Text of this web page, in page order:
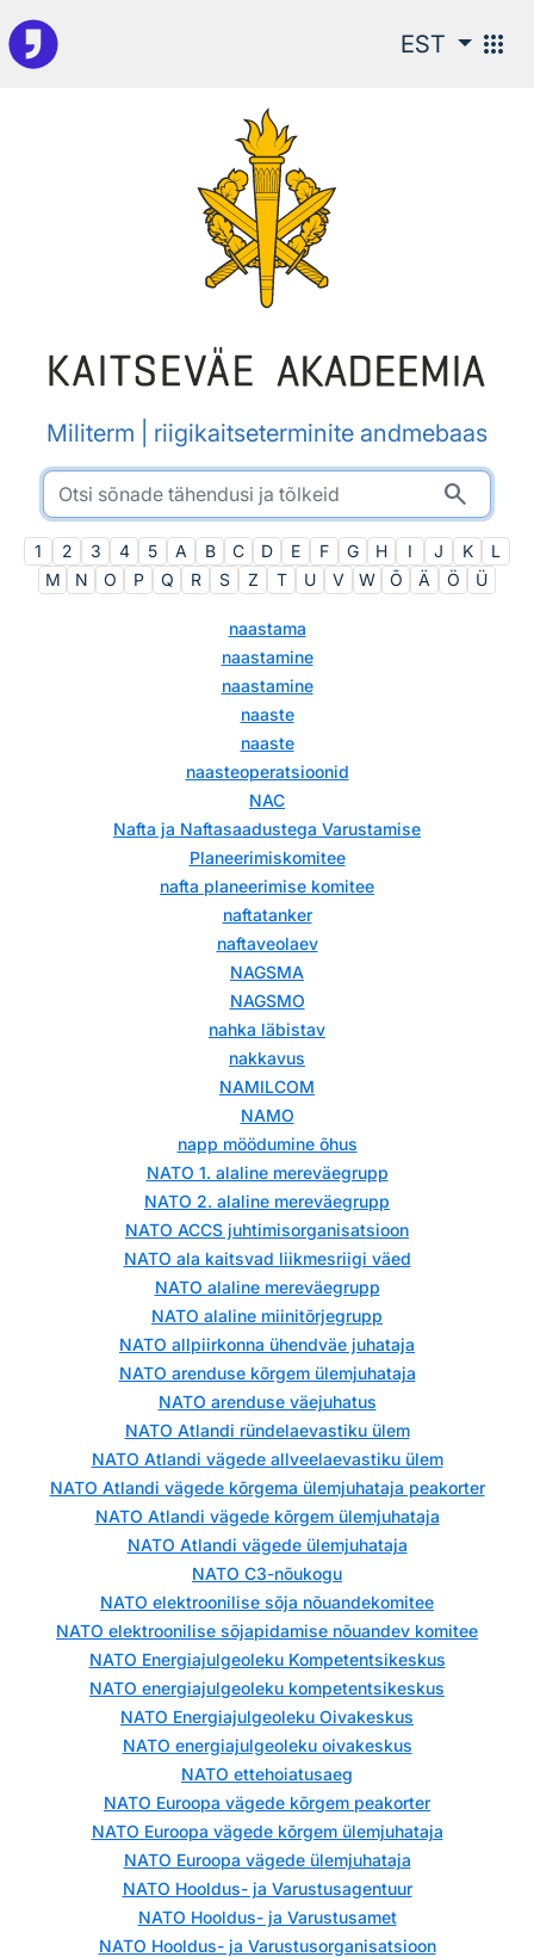
Otsingu juurde
EST apps
Militerm | riigikaitseterminite andmebaas
search
1 2 3 4 5 A B C D E F G H I J K
L
M
N O P Q R S Z T U V W Õ Ä Ö Ü
naastama
naastamine
naastamine
naaste
naaste
naasteoperatsioonid
NAC
Nafta ja Naftasaadustega Varustamise
Planeerimiskomitee
nafta planeerimise komitee
naftatanker
naftaveolaev
NAGSMA
NAGSMO
nahka läbistav
nakkavus
NAMILCOM
NAMO
napp möödumine õhus
NATO 1. alaline mereväegrupp
NATO 2. alaline mereväegrupp
NATO ACCS juhtimisorganisatsioon
NATO ala kaitsvad liikmesriigi väed
NATO alaline mereväegrupp
NATO alaline miinitõrjegrupp
NATO allpiirkonna ühendväe juhataja
NATO arenduse kõrgem ülemjuhataja
NATO arenduse väejuhatus
NATO Atlandi ründelaevastiku ülem
NATO Atlandi vägede allveelaevastiku ülem
NATO Atlandi vägede kõrgema ülemjuhataja peakorter
NATO Atlandi vägede kõrgem ülemjuhataja
NATO Atlandi vägede ülemjuhataja
NATO C3-nõukogu
NATO elektroonilise sõja nõuandekomitee
NATO elektroonilise sõjapidamise nõuandev komitee
NATO Energiajulgeoleku Kompetentsikeskus
NATO energiajulgeoleku kompetentsikeskus
NATO Energiajulgeoleku Oivakeskus
NATO energiajulgeoleku oivakeskus
NATO ettehoiatusaeg
NATO Euroopa vägede kõrgem peakorter
NATO Euroopa vägede kõrgem ülemjuhataja
NATO Euroopa vägede ülemjuhataja
NATO Hooldus- ja Varustusagentuur
NATO Hooldus- ja Varustusamet
NATO Hooldus- ja Varustusorganisatsioon